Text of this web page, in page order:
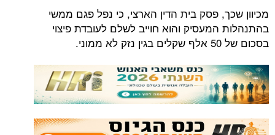
מכיוון שכך, פסק בית הדין הארצי, כי נפל פגם ממשי
בהתנהלות המעסיק והוא חוייב לשלם לעובדת פיצוי
בסכום של 50 אלף שקלים בגין נזק לא ממוני.